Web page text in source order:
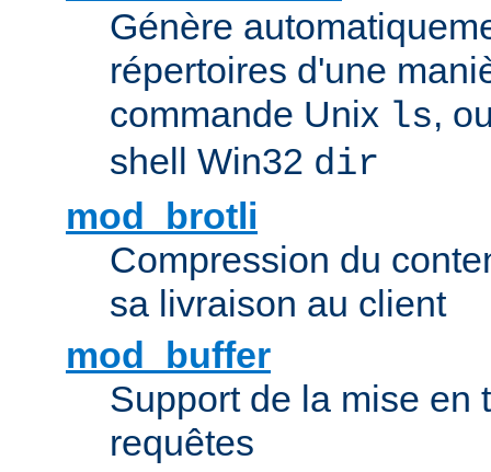
Génère
répertoires d'une
commande Unix ls,
shell Win32 dir
mod_brotli
Compression du
sa livraison au client
mod_buffer
Support de la mise en
requêtes